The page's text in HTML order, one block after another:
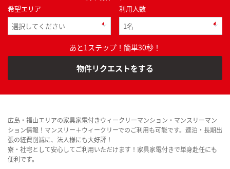
希望エリア
利用人数
あと1ステップ！簡単30秒！
物件リクエストをする
広島・福山エリアの家具家電付きウィークリーマンション・マンスリーマン
ション情報！マンスリー＋ウィークリーでのご利用も可能です。連泊・長期出
張の経費削減に、法人様にも大好評！
寮・社宅として安心してご利用いただけます！家具家電付きで単身赴任にも
便利です。